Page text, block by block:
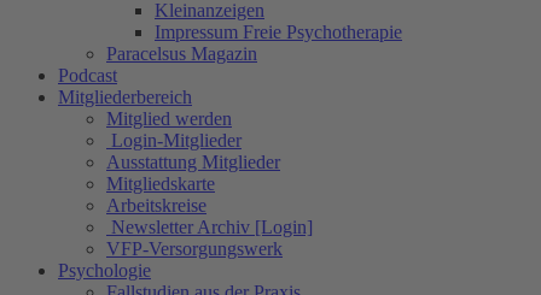
Kleinanzeigen
Impressum Freie Psychotherapie
Paracelsus Magazin
Podcast
Mitgliederbereich
Mitglied werden
Login-Mitglieder
Ausstattung Mitglieder
Mitgliedskarte
Arbeitskreise
Newsletter Archiv [Login]
VFP-Versorgungswerk
Psychologie